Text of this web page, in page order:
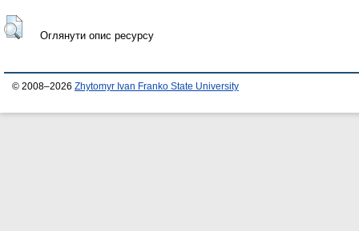
Оглянути опис ресурсу
© 2008–2026 Zhytomyr Ivan Franko State University